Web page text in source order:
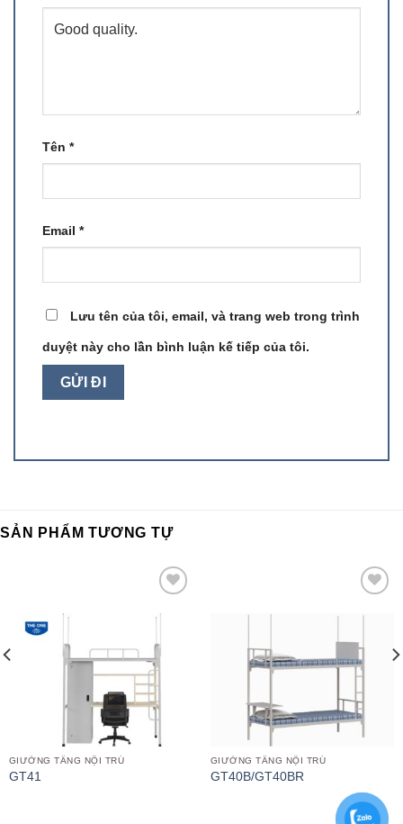
Tên *
Email *
Lưu tên của tôi, email, và trang web trong trình
duyệt này cho lần bình luận kế tiếp của tôi.
SẢN PHẨM TƯƠNG TỰ
GIƯỜNG TẦNG NỘI TRÚ
GT41
wishlist
GIƯỜNG TẦNG NỘI TRÚ
GT40B/GT40BR